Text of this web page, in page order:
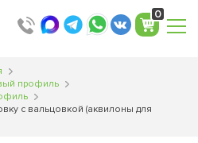
0
профиль
с вальцовкой (аквилоны для